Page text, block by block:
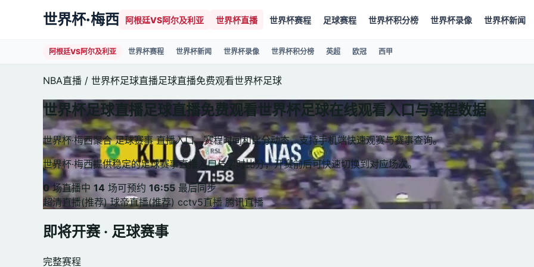
世界杯·梅西 阿根廷VS阿尔及利亚 世界杯直播 世界杯赛程 足球赛程 世界杯积分榜 世界杯录像 世界杯新闻
阿根廷VS阿尔及利亚 世界杯赛程 世界杯新闻 世界杯录像 世界杯积分榜 英超 欧冠 西甲
NBA直播 / 世界杯足球直播足球直播免费观看世界杯足球
世界杯足球直播足球直播免费观看世界杯足球在线观看入口与赛程数据
世界杯·梅西聚合 足球赛事 直播入口、赛程时间和比分动态，支持手机端快速观赛与赛事查询。
世界杯·梅西提供稳定的足球赛事直播入口与实时比分，开赛前后可快速切换到对应场次。
0场直播中 14 场可预约 16:55 最后同步
超清直播(推荐) 球帝直播(推荐) cctv5直播 腾讯直播
即将开赛 · 足球赛事
完整赛程